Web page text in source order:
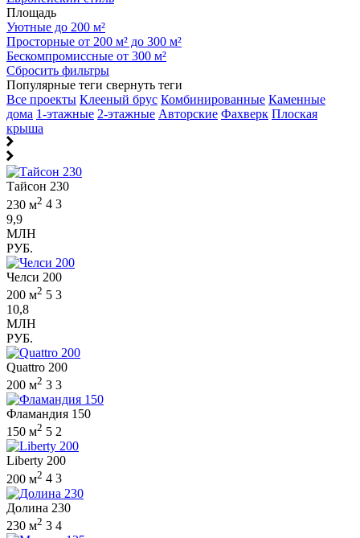
Площадь
Уютные до 200 м²
Просторные от 200 м² до 300 м²
Бескомпромиссные от 300 м²
Сбросить фильтры
Популярные теги свернуть теги
Все проекты Клееный брус Комбинированные Каменные
дома 1-этажные 2-этажные Авторские Фахверк Плоская
крыша
Тайсон 230
230 м2 4 3
9,9
МЛН
РУБ.
Челси 200
200 м2 5 3
10,8
МЛН
РУБ.
Quattro 200
200 м2 3 3
Фламандия 150
150 м2 5 2
Liberty 200
200 м2 4 3
Долина 230
230 м2 3 4